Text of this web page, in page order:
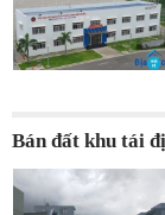
Bán đất khu tái